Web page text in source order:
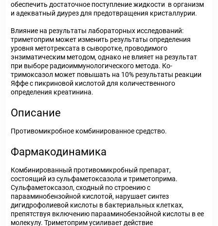
обеспечить достаточное поступление жидкости в организм
и адекватный диурез для предотвращения кристаллурии.
Влияние на результаты лабораторных исследований:
триметоприм может изменить результаты определения
уровня метотрексата в сыворотке, проводимого
энзиматическим методом, однако не влияет на результат
при выборе радиоиммунологического метода. Ко-
тримоксазол может повышать на 10% результаты реакции
Яффе с пикриновой кислотой для количественного
определения креатинина.
Описание
Противомикробное комбинированное средство.
Фармакодинамика
Комбинированный противомикробный препарат,
состоящий из сульфаметоксазола и триметоприма.
Сульфаметоксазол, сходный по строению с
парааминобензойной кислотой, нарушает синтез
дигидрофолиевой кислоты в бактериальных клетках,
препятствуя включению парааминобензойной кислоты в ее
молекулу. Триметоприм усиливает действие